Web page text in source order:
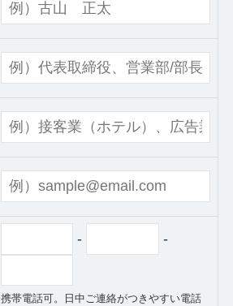
- -
携帯電話可。日中ご連絡がつきやすい電話